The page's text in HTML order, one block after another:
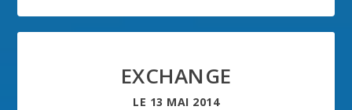
EXCHANGE
LE 13 MAI 2014